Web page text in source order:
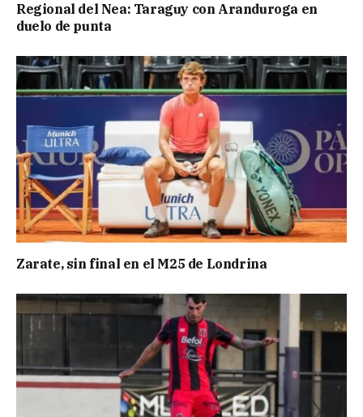
Regional del Nea: Taraguy con Aranduroga en
duelo de punta
Zarate, sin final en el M25 de Londrina